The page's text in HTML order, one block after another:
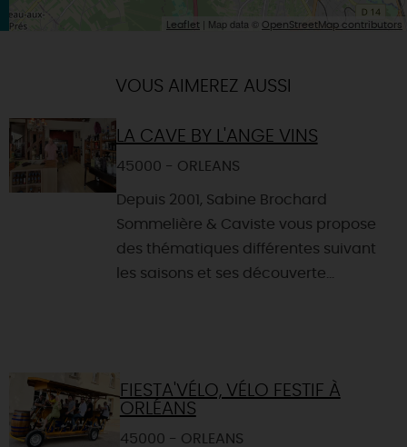
Leaflet | Map data © OpenStreetMap contributors
VOUS AIMEREZ AUSSI
LA CAVE BY L'ANGE VINS
45000 - ORLEANS
Depuis 2001, Sabine Brochard
Sommelière & Caviste vous propose
des thématiques différentes suivant
les saisons et ses découverte...
FIESTA'VÉLO, VÉLO FESTIF À
ORLÉANS
45000 - ORLEANS